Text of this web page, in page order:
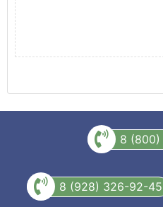
8
8 (928) 326-92-45